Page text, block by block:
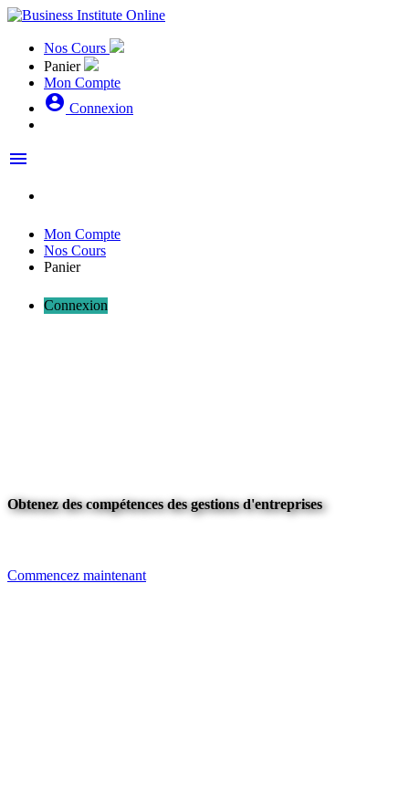
Nos Cours
Panier
Mon Compte
account_circle Connexion
menu
Mon Compte
Nos Cours
Panier
Connexion
Obtenez des compétences des gestions d'entreprises
Commencez maintenant